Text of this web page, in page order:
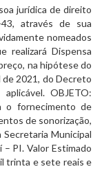
jurídica de direito
43, através de sua
nomeados
realizará Dispensa
na hipótese do
de 2021, do Decreto
OBJETO:
o fornecimento de
de sonorização,
Municipal
– PI. Valor Estimado
trinta e sete reais e